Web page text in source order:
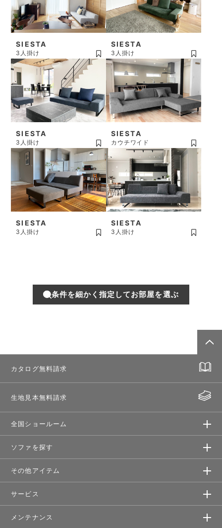
SIESTA
3人掛け
SIESTA
3人掛け
SIESTA
3人掛け
SIESTA
カウチワイド
SIESTA
3人掛け
SIESTA
3人掛け
条件を細かく指定してお部屋を選ぶ
カタログ無料請求
生地見本無料請求
全国ショールーム
ソファを探す
その他アイテム
サービス
メンテナンス